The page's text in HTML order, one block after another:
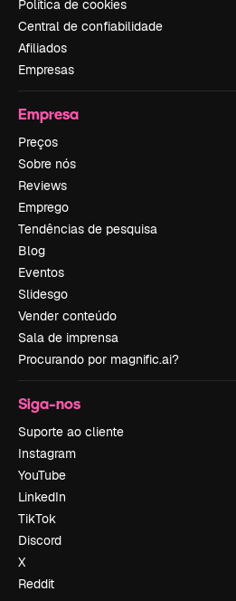
Política de cookies
Central de confiabilidade
Afiliados
Empresas
Empresa
Preços
Sobre nós
Reviews
Emprego
Tendências de pesquisa
Blog
Eventos
Slidesgo
Vender conteúdo
Sala de imprensa
Procurando por magnific.ai?
Siga-nos
Suporte ao cliente
Instagram
YouTube
LinkedIn
TikTok
Discord
X
Reddit